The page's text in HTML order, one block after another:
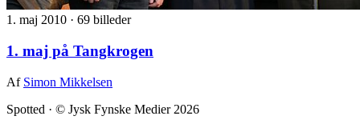
1. maj 2010 · 69 billeder
1. maj på Tangkrogen
Af Simon Mikkelsen
Spotted · © Jysk Fynske Medier 2026